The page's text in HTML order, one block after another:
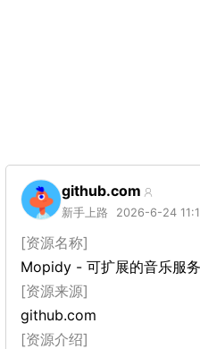
github.com
新手上路 2026-6-24
[资源名称]
Mopidy - 可扩展的音乐服
[资源来源]
github.com
[资源介绍]